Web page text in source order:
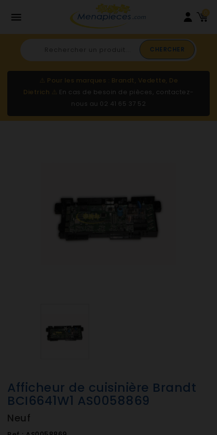
 0
CHERCHER
⚠️ Pour les marques : Brandt, Vedette, De
Dietrich ⚠️ En cas de besoin de pièces, contactez-
nous au 02 41 65 37 52
Afficheur de cuisinière Brandt
BCI6641W1 AS0058869
Neuf